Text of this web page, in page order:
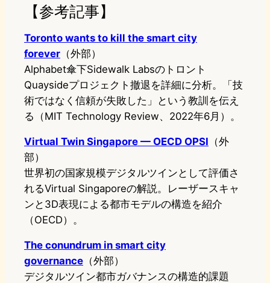
【参考記事】
Toronto wants to kill the smart city
forever （外部）
Alphabet傘下Sidewalk Labsのトロント
Quaysideプロジェクト撤退を詳細に分析。「技
術ではなく信頼が失敗した」という教訓を伝え
る（MIT Technology Review、2022年6月）。
Virtual Twin Singapore — OECD OPSI （外
部）
世界初の国家規模デジタルツインとして評価さ
れるVirtual Singaporeの解説。レーザースキャ
ンと3D表現による都市モデルの構造を紹介
（OECD）。
The conundrum in smart city
governance （外部）
デジタルツイン都市ガバナンスの構造的課題